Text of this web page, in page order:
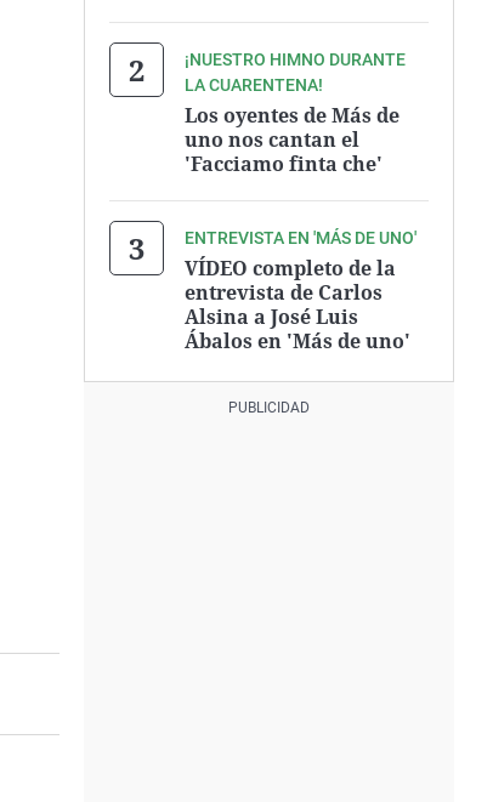
¡NUESTRO HIMNO DURANTE
LA CUARENTENA!
Los oyentes de Más de
uno nos cantan el
'Facciamo finta che'
ENTREVISTA EN 'MÁS DE UNO'
VÍDEO completo de la
entrevista de Carlos
Alsina a José Luis
Ábalos en 'Más de uno'